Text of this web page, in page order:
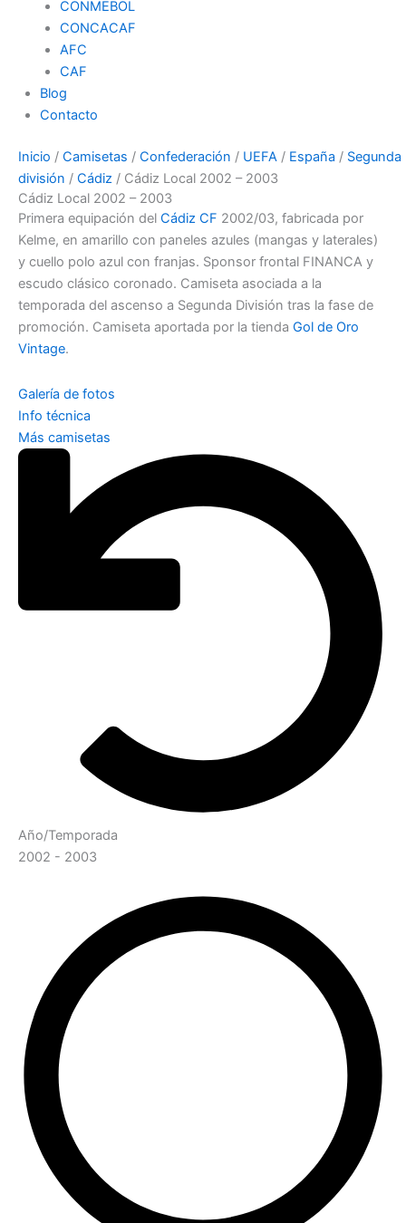
CONMEBOL
CONCACAF
AFC
CAF
Blog
Contacto
Inicio / Camisetas / Confederación / UEFA / España / Segunda
división / Cádiz / Cádiz Local 2002 – 2003
Cádiz Local 2002 – 2003
Primera equipación del Cádiz CF 2002/03, fabricada por
Kelme, en amarillo con paneles azules (mangas y laterales)
y cuello polo azul con franjas. Sponsor frontal FINANCA y
escudo clásico coronado. Camiseta asociada a la
temporada del ascenso a Segunda División tras la fase de
promoción. Camiseta aportada por la tienda Gol de Oro
Vintage.
Galería de fotos
Info técnica
Más camisetas
Año/Temporada
2002 - 2003